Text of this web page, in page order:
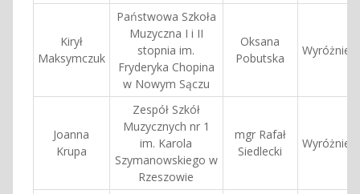
Kirył
Maksymczuk
Państwowa Szkoła
Muzyczna I i II
stopnia im.
Fryderyka Chopina
w Nowym Sączu
Oksana
Pobutska
Joanna
Krupa
Zespół Szkół
Muzycznych nr 1
im. Karola
Szymanowskiego w
Rzeszowie
mgr Rafał
Siedlecki